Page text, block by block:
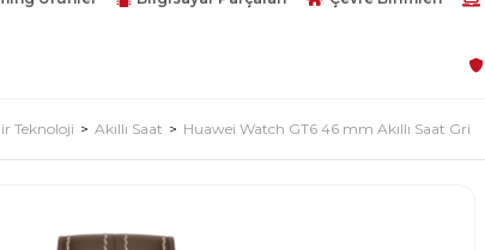
Teknoloji Akıllı Saat Huawei Watch GT6 46 mm Akıllı Saat Gri